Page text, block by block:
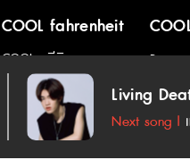
COOL fahrenheit
COOL คลีนิค
COOL Dish ติดดาว
เ
Living
Next song |